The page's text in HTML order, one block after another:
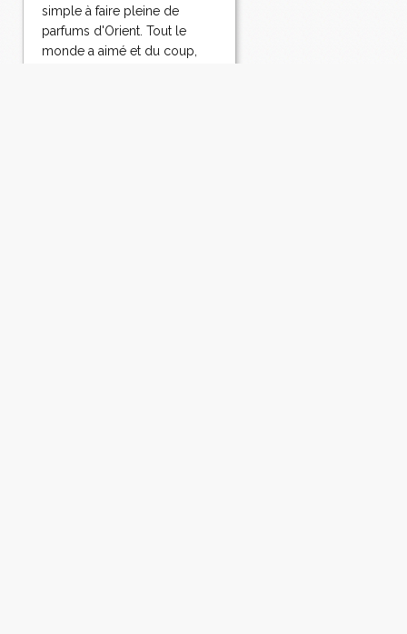
simple à faire pleine de
parfums d'Orient. Tout le
monde a aimé et du coup,